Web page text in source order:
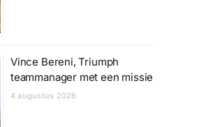
Vince Bereni, Triumph
teammanager met een missie
4 augustus 2026